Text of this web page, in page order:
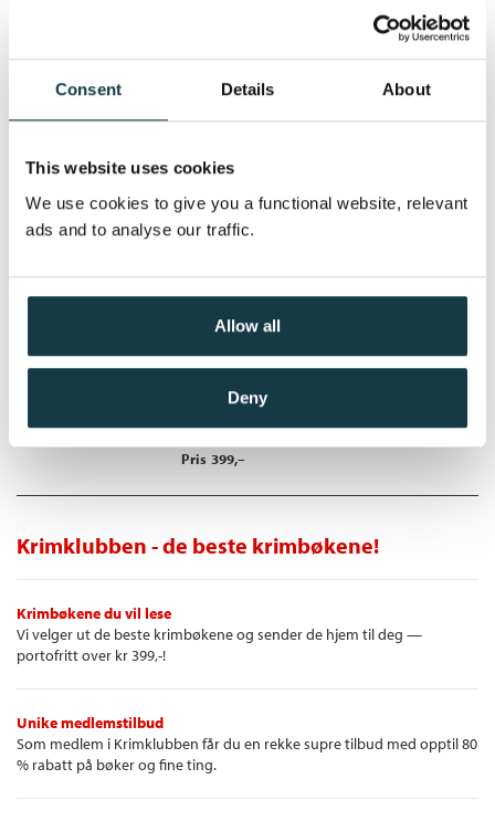
Consent Details About
This website uses cookies
We use cookies to give you a functional website, relevant
ads and to analyse our traffic.
Allow all
Deny
Pris
Lille stjerne
John Ajvide Lindqvist
Nedlastbar lydbok
Pris 399,–
Krimklubben - de beste krimbøkene!
Krimbøkene du vil lese
Vi velger ut de beste krimbøkene og sender de hjem til deg —
portofritt over kr 399,-!
Unike medlemstilbud
Som medlem i Krimklubben får du en rekke supre tilbud med opptil 80
% rabatt på bøker og fine ting.